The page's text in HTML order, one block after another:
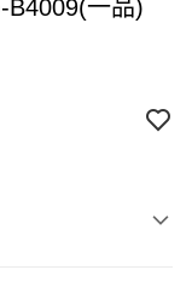
B4009(一品)